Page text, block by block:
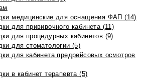
медицинские для оснащения ФАП (14)
для прививочного кабинета (11)
для процедурных кабинетов (9)
для стоматологии (5)
для кабинета предрейсовых осмотров
в кабинет терапевта (5)